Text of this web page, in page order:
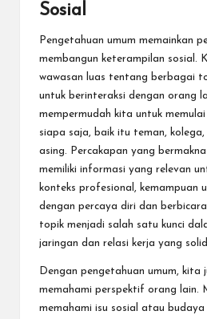
Sosial
Pengetahuan umum memainkan
membangun keterampilan sosial.
wawasan luas tentang berbagai
untuk berinteraksi dengan orang
mempermudah kita untuk
siapa saja, baik itu teman,
asing. Percakapan yang
memiliki informasi yang relevan
konteks profesional, kemampuan
dengan percaya diri dan
topik menjadi salah satu kunci
jaringan dan relasi kerja yang solid.
Dengan pengetahuan umum, kita
memahami perspektif orang lain.
memahami isu sosial atau